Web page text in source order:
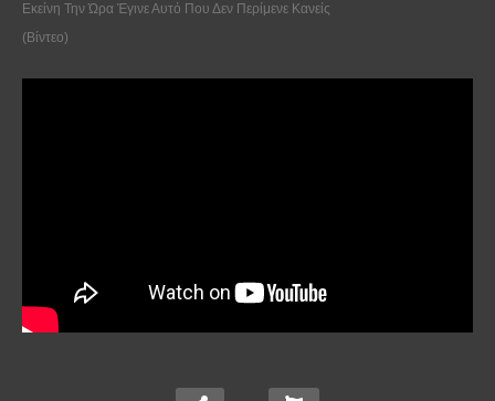
Εκείνη Την Ώρα Έγινε Αυτό Που Δεν Περίμενε Κανείς
(Βίντεο)